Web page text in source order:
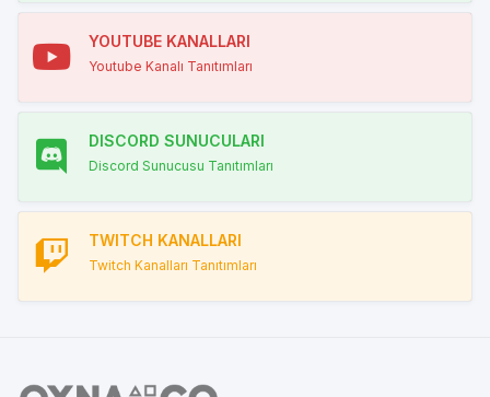
YOUTUBE KANALLARI
Youtube Kanalı Tanıtımları
DISCORD SUNUCULARI
Discord Sunucusu Tanıtımları
TWITCH KANALLARI
Twitch Kanalları Tanıtımları